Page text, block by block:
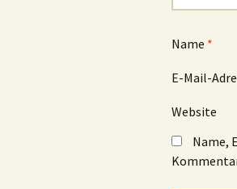
Name *
E-Mail-
Website
Name,